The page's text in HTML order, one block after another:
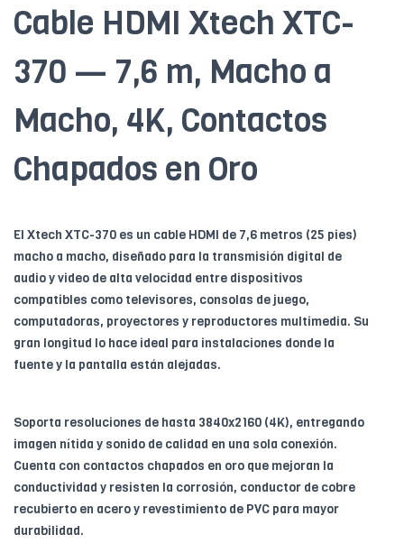
Cable HDMI Xtech XTC-
370 — 7,6 m, Macho a
Macho, 4K, Contactos
Chapados en Oro
El Xtech XTC-370 es un cable HDMI de 7,6 metros (25 pies)
macho a macho, diseñado para la transmisión digital de
audio y video de alta velocidad entre dispositivos
compatibles como televisores, consolas de juego,
computadoras, proyectores y reproductores multimedia. Su
gran longitud lo hace ideal para instalaciones donde la
fuente y la pantalla están alejadas.
Soporta resoluciones de hasta 3840x2160 (4K), entregando
imagen nítida y sonido de calidad en una sola conexión.
Cuenta con contactos chapados en oro que mejoran la
conductividad y resisten la corrosión, conductor de cobre
recubierto en acero y revestimiento de PVC para mayor
durabilidad.